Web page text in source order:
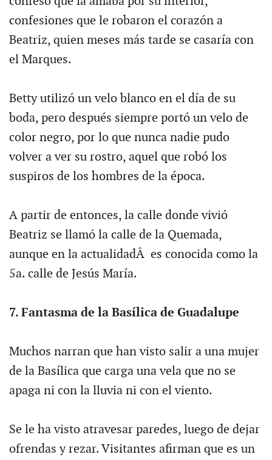
confesiones que le robaron el corazón a
Beatriz, quien meses más tarde se casaría con
el Marques.
Betty utilizó un velo blanco en el día de su
boda, pero después siempre portó un velo de
color negro, por lo que nunca nadie pudo
volver a ver su rostro, aquel que robó los
suspiros de los hombres de la época.
A partir de entonces, la calle donde vivió
Beatriz se llamó la calle de la Quemada,
aunque en la actualidadÂ es conocida como la
5a. calle de Jesús María.
7. Fantasma de la Basílica de Guadalupe
Muchos narran que han visto salir a una mujer
de la Basílica que carga una vela que no se
apaga ni con la lluvia ni con el viento.
Se le ha visto atravesar paredes, luego de dejar
ofrendas y rezar. Visitantes afirman que es un